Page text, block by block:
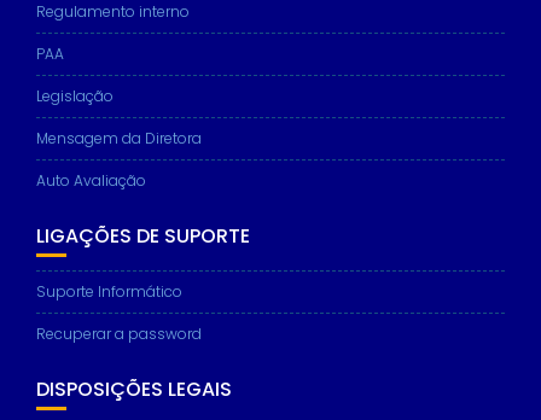
Regulamento interno
PAA
Legislação
Mensagem da Diretora
Auto Avaliação
LIGAÇÕES DE SUPORTE
Suporte Informático
Recuperar a password
DISPOSIÇÕES LEGAIS